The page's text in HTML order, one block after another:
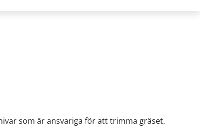
som är ansvariga för att trimma gräset.